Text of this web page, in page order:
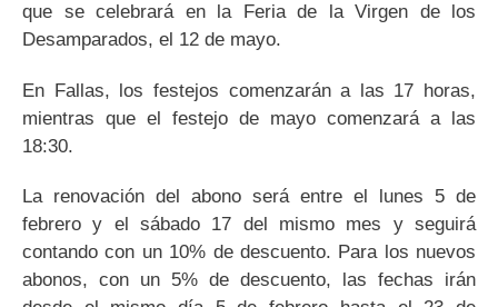
que se celebrará en la Feria de la Virgen de los
Desamparados, el 12 de mayo.
En Fallas, los festejos comenzarán a las 17 horas,
mientras que el festejo de mayo comenzará a las
18:30.
La renovación del abono será entre el lunes 5 de
febrero y el sábado 17 del mismo mes y seguirá
contando con un 10% de descuento. Para los nuevos
abonos, con un 5% de descuento, las fechas irán